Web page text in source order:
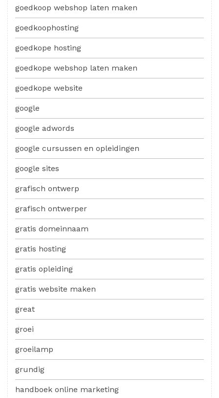
goedkoop webshop laten maken
goedkoophosting
goedkope hosting
goedkope webshop laten maken
goedkope website
google
google adwords
google cursussen en opleidingen
google sites
grafisch ontwerp
grafisch ontwerper
gratis domeinnaam
gratis hosting
gratis opleiding
gratis website maken
great
groei
groeilamp
grundig
handboek online marketing